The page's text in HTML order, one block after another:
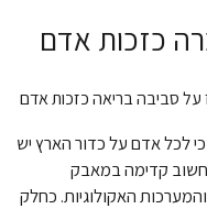
כזכות אדם
לכל אדם על כדור הארץ יש
חשוב קדימה במאבק
האקולוגיות. כחלק